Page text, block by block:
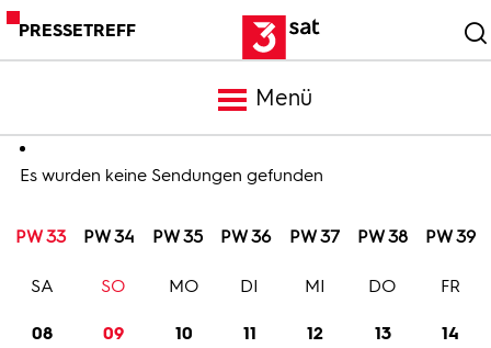
PRESSETREFF
Menü
Meldungen
Programm
Es wurden keine Sendungen gefunden
PW 33 PW 34 PW 35 PW 36 PW 37 PW 38 PW 39
08
SA
09
SO
10
MO
11
DI
12
MI
13
DO
14
FR